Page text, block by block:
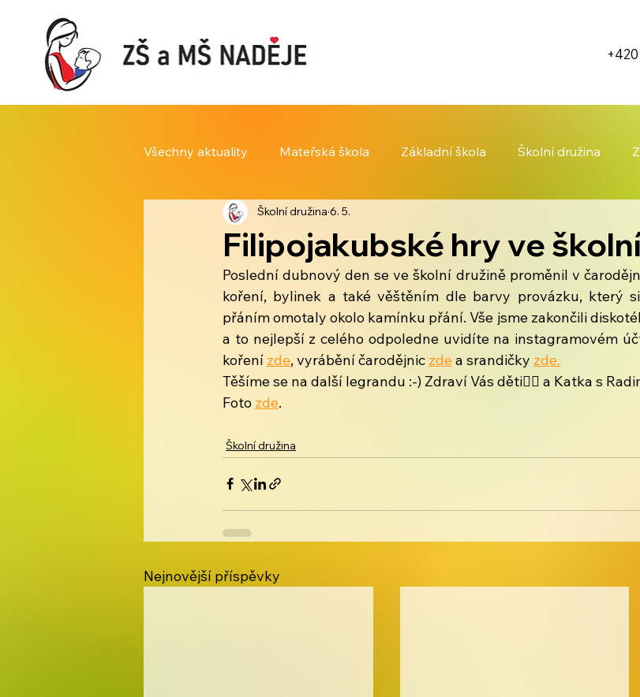
Všechny aktuality Mateřská škola Základní škola Školní družina
Filipojakubské hry ve
Školní družina 6. 5.
Poslední dubnový den se ve školní družině proměnil v
koření, bylinek a také věštěním dle barvy provázku, který
přáním omotaly okolo kamínku přání. Vše jsme zakončili
a to nejlepší z celého odpoledne uvidíte na instagramovém
koření zde, vyrábění čarodějnic zde a srandičky zde.
Těšíme se na další legrandu :-) Zdraví Vás děti🧙‍♀️ a Katka s
Foto zde.
Školní družina
Nejnovější příspěvky